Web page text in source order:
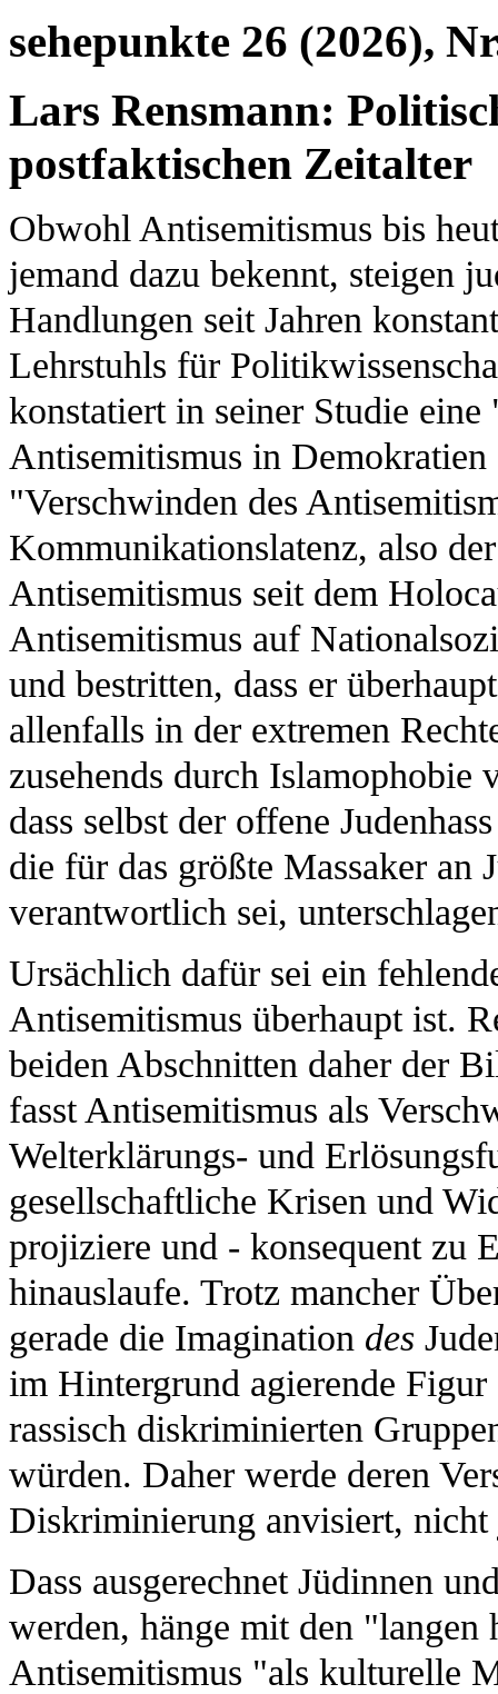
sehepunkte 26 (2026),
Lars Rensmann:
postfaktischen Zeitalter
Obwohl Antisemitismus bis
jemand dazu bekennt, steigen
Handlungen seit Jahren
Lehrstuhls für
konstatiert in seiner Studie
Antisemitismus in
"Verschwinden des
Kommunikationslatenz, also
Antisemitismus seit dem
Antisemitismus auf
und bestritten, dass er
allenfalls in der extremen
zusehends durch Islamophobie
dass selbst der offene
die für das größte Massaker an
verantwortlich sei,
Ursächlich dafür sei ein
Antisemitismus überhaupt ist.
beiden Abschnitten daher der
fasst Antisemitismus als
Welterklärungs- und
gesellschaftliche Krisen und
projiziere und - konsequent zu
hinauslaufe. Trotz mancher
gerade die Imagination des
im Hintergrund agierende
rassisch diskriminierten
würden. Daher werde deren
Diskriminierung anvisiert,
Dass ausgerechnet Jüdinnen
werden, hänge mit den "langen
Antisemitismus "als kulturelle